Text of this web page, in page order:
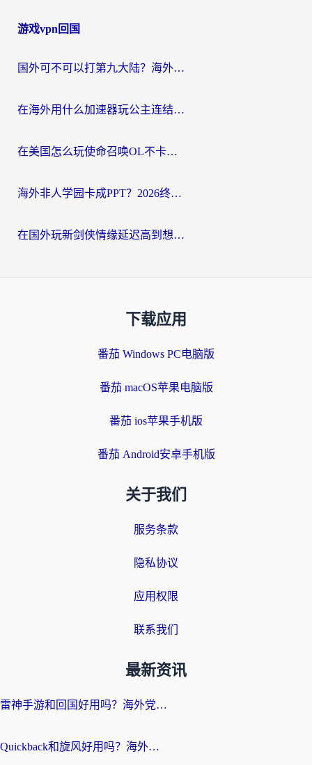
游戏vpn回国
国外可不可以打第九大陆？海外玩家国服畅玩终极指南（附3大热门游戏解决妙招）
在海外用什么加速器玩公主连结：Re？老玩家亲测的稳定方案来了
在美国怎么玩使命召唤OL不卡？海外党亲测有效的国服游戏加速器指南
海外非人学园卡成PPT？2026终极加速器指南：从暗区突围到王国纪元，一篇搞定
在国外玩新剑侠情缘延迟高到想摔手机？海外玩家亲测有效的加速器选择指南
下载应用
番茄 Windows PC电脑版
番茄 macOS苹果电脑版
番茄 ios苹果手机版
番茄 Android安卓手机版
关于我们
服务条款
隐私协议
应用权限
联系我们
最新资讯
雷神手游和回国好用吗？海外党亲测：选对加速器才能无缝刷剧打游戏
Quickback和旋风好用吗？海外华人亲测：选对回国加速器才能无缝看央视5